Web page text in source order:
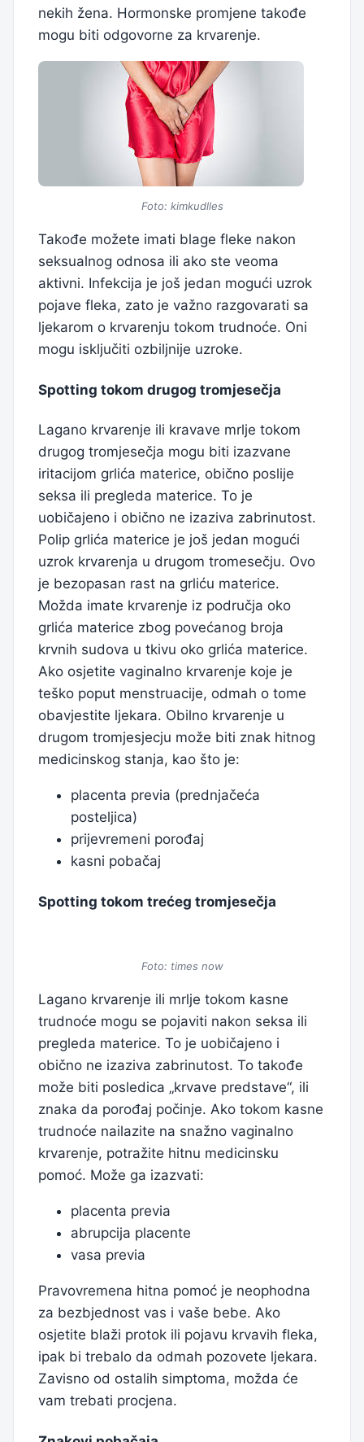
nekih žena. Hormonske promjene takođe
mogu biti odgovorne za krvarenje.
Foto: kimkudlles
Takođe možete imati blage fleke nakon
seksualnog odnosa ili ako ste veoma
aktivni. Infekcija je još jedan mogući uzrok
pojave fleka, zato je važno razgovarati sa
ljekarom o krvarenju tokom trudnoće. Oni
mogu isključiti ozbiljnije uzroke.
Spotting tokom drugog tromjesečja
Lagano krvarenje ili kravave mrlje tokom
drugog tromjesečja mogu biti izazvane
iritacijom grlića materice, obično poslije
seksa ili pregleda materice. To je
uobičajeno i obično ne izaziva zabrinutost.
Polip grlića materice je još jedan mogući
uzrok krvarenja u drugom tromesečju. Ovo
je bezopasan rast na grliću materice.
Možda imate krvarenje iz područja oko
grlića materice zbog povećanog broja
krvnih sudova u tkivu oko grlića materice.
Ako osjetite vaginalno krvarenje koje je
teško poput menstruacije, odmah o tome
obavjestite ljekara. Obilno krvarenje u
drugom tromjesjecju može biti znak hitnog
medicinskog stanja, kao što je:
placenta previa (prednjačeća
posteljica)
prijevremeni porođaj
kasni pobačaj
Spotting tokom trećeg tromjesečja
Foto: times now
Lagano krvarenje ili mrlje tokom kasne
trudnoće mogu se pojaviti nakon seksa ili
pregleda materice. To je uobičajeno i
obično ne izaziva zabrinutost. To takođe
može biti posledica „krvave predstave“, ili
znaka da porođaj počinje. Ako tokom kasne
trudnoće nailazite na snažno vaginalno
krvarenje, potražite hitnu medicinsku
pomoć. Može ga izazvati:
placenta previa
abrupcija placente
vasa previa
Pravovremena hitna pomoć je neophodna
za bezbjednost vas i vaše bebe. Ako
osjetite blaži protok ili pojavu krvavih fleka,
ipak bi trebalo da odmah pozovete ljekara.
Zavisno od ostalih simptoma, možda će
vam trebati procjena.